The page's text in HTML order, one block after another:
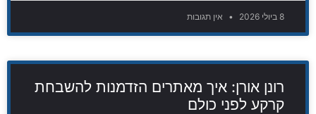
8 ביולי 2026 אין תגובות
רונן אורן: איך מאתרים הזדמנות להשבחת
קרקע לפני כולם